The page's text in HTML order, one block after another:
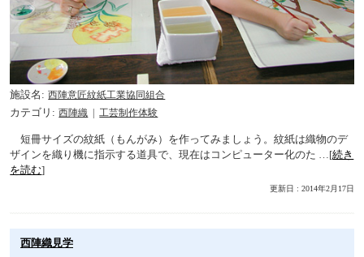
施設名
西陣意匠紋紙工業協同組合
カテゴリ
西陣織 工芸制作体験
短冊サイズの紋紙（もんがみ）を作ってみましょう。紋紙は織物のデ
ザインを織り機に指示する道具で、現在はコンピューター化のた …[続き
を読む]
更新日 : 2014年2月17日
西陣織見学